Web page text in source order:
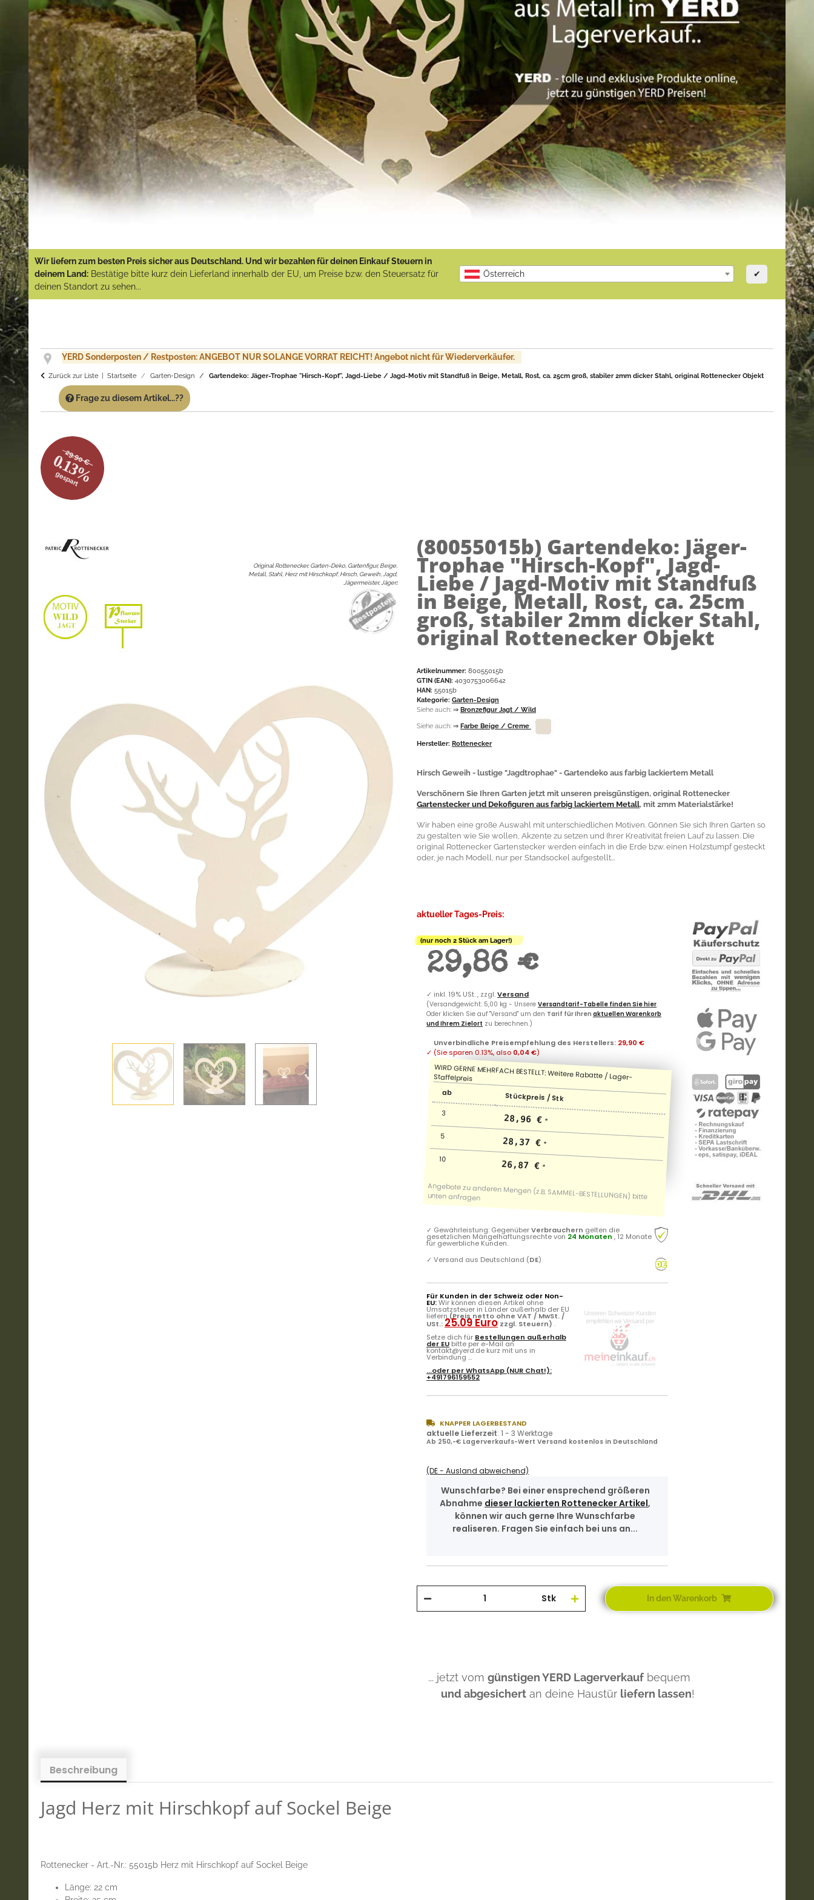
Wir liefern zum besten Preis sicher aus Deutschland. Und wir bezahlen für deinen Einkauf Steuern in
deinem Land: Bestätige bitte kurz dein Lieferland innerhalb der EU, um Preise bzw. den Steuersatz für
deinen Standort zu sehen...
Österreich ✔
YERD Sonderposten / Restposten: ANGEBOT NUR SOLANGE VORRAT REICHT! Angebot nicht für Wiederverkäufer.
Zurück zur Liste Startseite Garten-Design Gartendeko: Jäger-Trophae "Hirsch-Kopf", Jagd-Liebe / Jagd-Motiv mit Standfuß in Beige, Metall, Rost, ca. 25cm groß, stabiler 2mm dicker Stahl, original Rottenecker Objekt
Frage zu diesem Artikel...??
29.90 €
0.13%
gespart
Original Rottenecker, Garten-Deko, Gartenfigur, Beige,
Metall, Stahl, Herz mit Hirschkopf, Hirsch, Geweih, Jagd,
Jägermeister, Jäger:
(80055015b) Gartendeko: Jäger-
Trophae "Hirsch-Kopf", Jagd-
Liebe / Jagd-Motiv mit Standfuß
in Beige, Metall, Rost, ca. 25cm
groß, stabiler 2mm dicker Stahl,
original Rottenecker Objekt
Artikelnummer: 80055015b
GTIN (EAN): 4030753006642
HAN: 55015b
Kategorie: Garten-Design
Siehe auch: ⇒ Bronzefigur Jagt / Wild
Siehe auch: ⇒ Farbe Beige / Creme
Hersteller: Rottenecker
Hirsch Geweih - lustige "Jagdtrophae" - Gartendeko aus farbig lackiertem Metall
Verschönern Sie Ihren Garten jetzt mit unseren preisgünstigen, original Rottenecker
Gartenstecker und Dekofiguren aus farbig lackiertem Metall, mit 2mm Materialstärke!
Wir haben eine große Auswahl mit unterschiedlichen Motiven. Gönnen Sie sich Ihren Garten so
zu gestalten wie Sie wollen, Akzente zu setzen und Ihrer Kreativität freien Lauf zu lassen. Die
original Rottenecker Gartenstecker werden einfach in die Erde bzw. einen Holzstumpf gesteckt
oder, je nach Modell, nur per Standsockel aufgestellt...
aktueller Tages-Preis:
(nur noch 2 Stück am Lager!)
29,86 €
✓ inkl. 19% USt. , zzgl.Versand
(Versandgewicht: 5,00 kg - Unsere Versandtarif-Tabelle finden Sie hier.
Oder klicken Sie auf "Versand" um den Tarif für Ihren aktuellen Warenkorb
und Ihrem Zielort zu berechnen.)
Unverbindliche Preisempfehlung des Herstellers: 29,90 €
✓ (Sie sparen 0.13%, also 0,04 €)
ab Stückpreis / Stk
3 28,96 € *
5 28,37 € *
10 26,87 € *
✓ Gewährleistung: GegenüberVerbrauchern gelten die
gesetzlichen Mängelhaftungsrechte von 24 Monaten , 12 Monate
für gewerbliche Kunden.
✓ Versand aus Deutschland (DE)
Für Kunden in der Schweiz oder Non-
EU:Wir können diesen Artikel ohne
Umsatzsteuer in Länder außerhalb der EU
liefern (Preis netto ohne VAT / MwSt. /
USt.: 25.09 Euro zzgl. Steuern) .
Setze dich für Bestellungen außerhalb
der EU bitte per e-Mail an
kontakt@yerd.de kurz mit uns in
Verbindung ...
...oder perWhatsApp (NUR Chat!):
+491796159552
KNAPPER LAGERBESTAND
aktuelle Lieferzeit: 1 - 3 Werktage
Ab 250,-€ Lagerverkaufs-Wert Versand kostenlos in Deutschland
(DE - Ausland abweichend)
Wunschfarbe? Bei einer ensprechend größeren
Abnahme dieser lackierten Rottenecker Artikel,
können wir auch gerne Ihre Wunschfarbe
realiseren. Fragen Sie einfach bei uns an...
Stk In den Warenkorb
... jetzt vom günstigen YERD Lagerverkauf bequem
und abgesichert an deine Haustür liefern lassen!
Beschreibung
Jagd Herz mit Hirschkopf auf Sockel Beige
Rottenecker - Art.-Nr.: 55015b Herz mit Hirschkopf auf Sockel Beige
Länge: 22 cm